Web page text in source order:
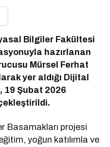
Bilgiler Fakültesi
hazırlanan
Mürsel Ferhat
yer aldığı Dijital
19 Şubat 2026
Basamakları projesi
yoğun katılımla ve